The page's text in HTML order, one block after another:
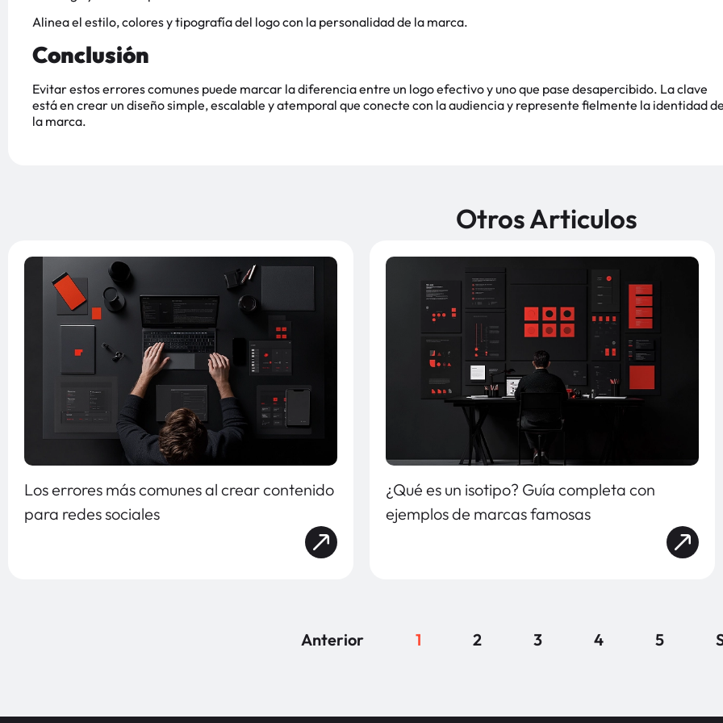
Alinea el estilo, colores y tipografía del logo con la personalidad de la marca.
Conclusión
Evitar estos errores comunes puede marcar la diferencia entre un logo efectivo y uno que pase desapercibido. La clave
está en crear un diseño simple, escalable y atemporal que conecte con la audiencia y represente fielmente la identidad
la marca.
Otros Articulos
Los errores más comunes al crear contenido
para redes sociales
¿Qué es un isotipo? Guía completa con
ejemplos de marcas famosas
Anterior 1 2 3 4 5